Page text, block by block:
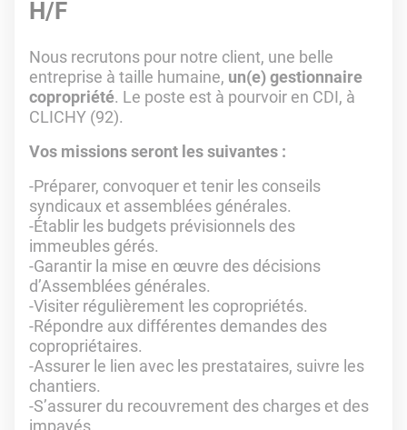
H/F
Nous recrutons pour notre client, une belle
entreprise à taille humaine, un(e) gestionnaire
copropriété. Le poste est à pourvoir en CDI, à
CLICHY (92).
Vos missions seront les suivantes :
-Préparer, convoquer et tenir les conseils
syndicaux et assemblées générales.
-Établir les budgets prévisionnels des
immeubles gérés.
-Garantir la mise en œuvre des décisions
d’Assemblées générales.
-Visiter régulièrement les copropriétés.
-Répondre aux différentes demandes des
copropriétaires.
-Assurer le lien avec les prestataires, suivre les
chantiers.
-S’assurer du recouvrement des charges et des
impayés.